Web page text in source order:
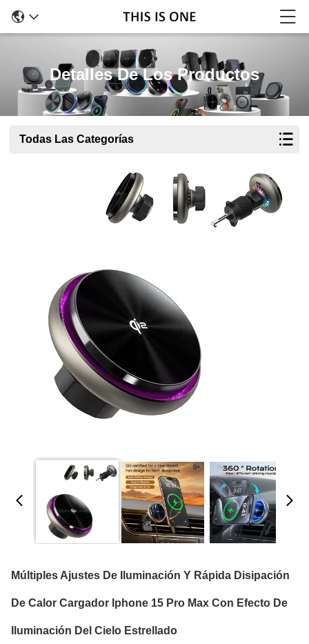
Detalles De Los Productos
Todas Las Categorías
Múltiples Ajustes De Iluminación Y Rápida Disipación
De Calor Cargador Iphone 15 Pro Max Con Efecto De
Iluminación Del Cielo Estrellado